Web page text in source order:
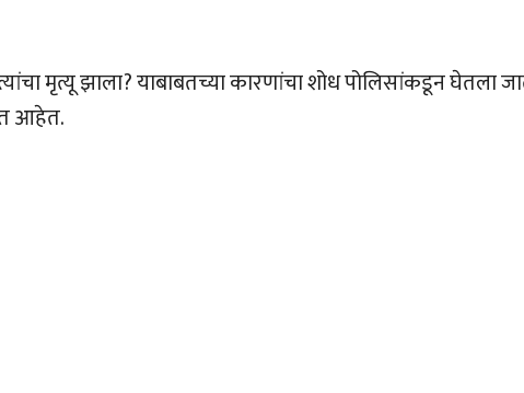
मृत्यू झाला? याबाबतच्या कारणांचा शोध पोलिसांकडून घेतला
आहेत.